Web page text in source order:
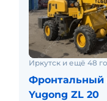
Иркутск и ещё 48
Фронтальный
Yugong ZL 20